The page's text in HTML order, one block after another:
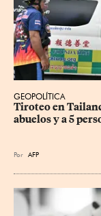
GEOPOLÍTICA
Tiroteo en
abuelos y a 5
Por AFP